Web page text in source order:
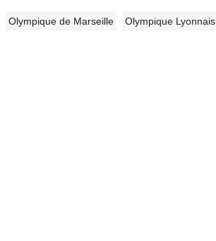
Olympique de Marseille Olympique Lyonnais